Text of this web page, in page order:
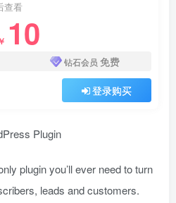
查看
￥ 10
钻石会员 免费
登录购买
plugin you’ll ever need to turn
leads and customers.